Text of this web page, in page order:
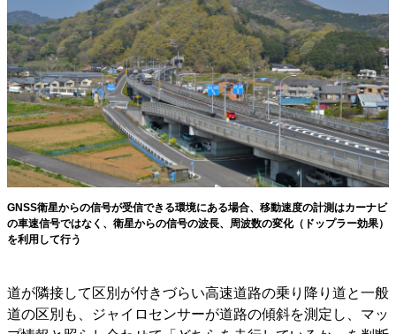
GNSS衛星からの信号が受信できる環境にある場合、移動速度の計測はカーナビ
の車速信号ではなく、衛星からの信号の波長、周波数の変化（ドップラー効果）
を利用して行う
道が隣接して区別が付きづらい高速道路の乗り降り道と一般
道の区別も、ジャイロセンサーが道路の傾斜を測定し、マッ